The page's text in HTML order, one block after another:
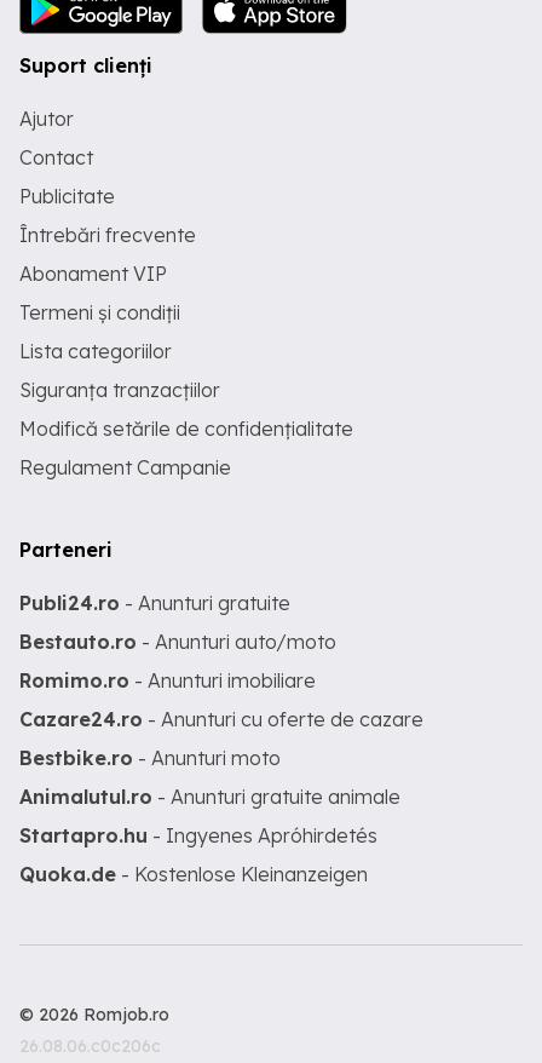
Suport clienți
Ajutor
Contact
Publicitate
Întrebări frecvente
Abonament VIP
Termeni și condiții
Lista categoriilor
Siguranța tranzacțiilor
Modifică setările de confidențialitate
Regulament Campanie
Parteneri
Publi24.ro - Anunturi gratuite
Bestauto.ro - Anunturi auto/moto
Romimo.ro - Anunturi imobiliare
Cazare24.ro - Anunturi cu oferte de cazare
Bestbike.ro - Anunturi moto
Animalutul.ro - Anunturi gratuite animale
Startapro.hu - Ingyenes Apróhirdetés
Quoka.de - Kostenlose Kleinanzeigen
© 2026 Romjob.ro
26.08.06.c0c206c